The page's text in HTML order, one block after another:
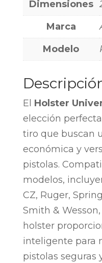
Dimensiones
Marca
Modelo
El Holster
elección
tiro que buscan
económica y
pistolas.
modelos,
CZ, Ruger,
Smith & Wesson,
holster
inteligente para
pistolas seguras